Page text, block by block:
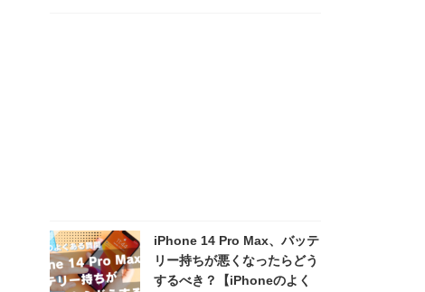
iPhone 14 Pro Max、バッテ
リー持ちが悪くなったらどう
するべき？【iPhoneのよく